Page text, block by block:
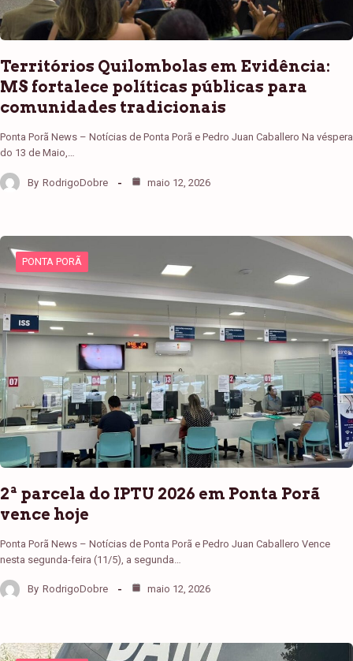
Territórios Quilombolas em Evidência:
MS fortalece políticas públicas para
comunidades tradicionais
Ponta Porã News – Notícias de Ponta Porã e Pedro Juan Caballero Na véspera
do 13 de Maio,…
By RodrigoDobre maio 12, 2026
PONTA PORÃ
2ª parcela do IPTU 2026 em Ponta Porã
vence hoje
Ponta Porã News – Notícias de Ponta Porã e Pedro Juan Caballero Vence
nesta segunda-feira (11/5), a segunda…
By RodrigoDobre maio 12, 2026